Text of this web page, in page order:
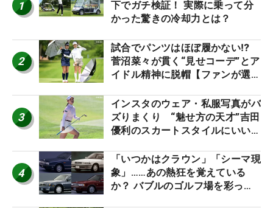
1
下でガチ検証！ 実際に乗って分
かった驚きの冷却力とは？
2
試合でパンツはほぼ履かない⁉
菅沼菜々が貫く“見せコーデ”とア
イドル精神に脱帽【ファンが選ぶ
3
インスタのウェア・私服写真がバ
ズりまくり “魅せ方の天才”吉田
優利のスカートスタイルにいい
4
「いつかはクラウン」「シーマ現
象」……あの熱狂を覚えている
か？ バブルのゴルフ場を彩った